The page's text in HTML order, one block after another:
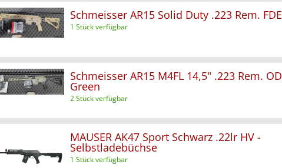
Schmeisser AR15 Solid Duty .223 Rem. FDE
1 Stück verfügbar
Schmeisser AR15 M4FL 14,5" .223 Rem. OD
Green
2 Stück verfügbar
MAUSER AK47 Sport Schwarz .22lr HV -
Selbstladebüchse
1 Stück verfügbar